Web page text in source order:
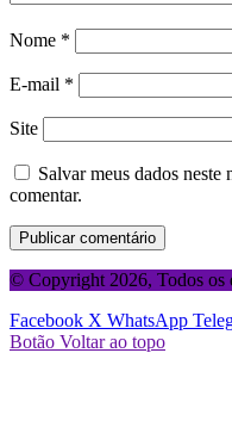
Nome *
E-mail *
Site
Salvar meus dados
comentar.
© Copyright 2026, Todos os
Facebook X WhatsApp
Botão Voltar ao topo